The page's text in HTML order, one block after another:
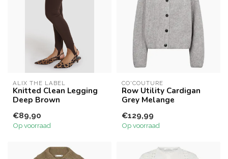
ALIX THE LABEL
Knitted Clean Legging
Deep Brown
€89,90
Op voorraad
CO'COUTURE
Row Utility Cardigan
Grey Melange
€129,99
Op voorraad